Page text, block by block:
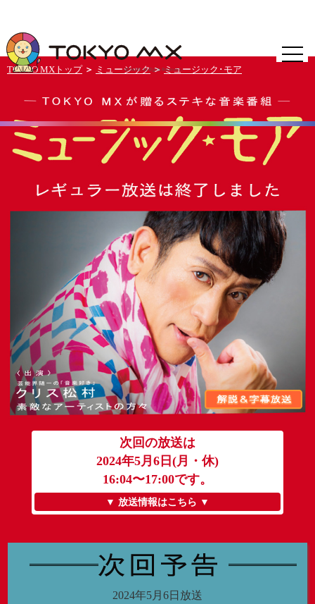
TOKYO MXトップ＞ ミュージック＞ミュージック･モア
次回の放送は
2024年5月6日(月・休)
16:04〜17:00です。
▼ 放送情報はこちら ▼
2024年5月6日放送